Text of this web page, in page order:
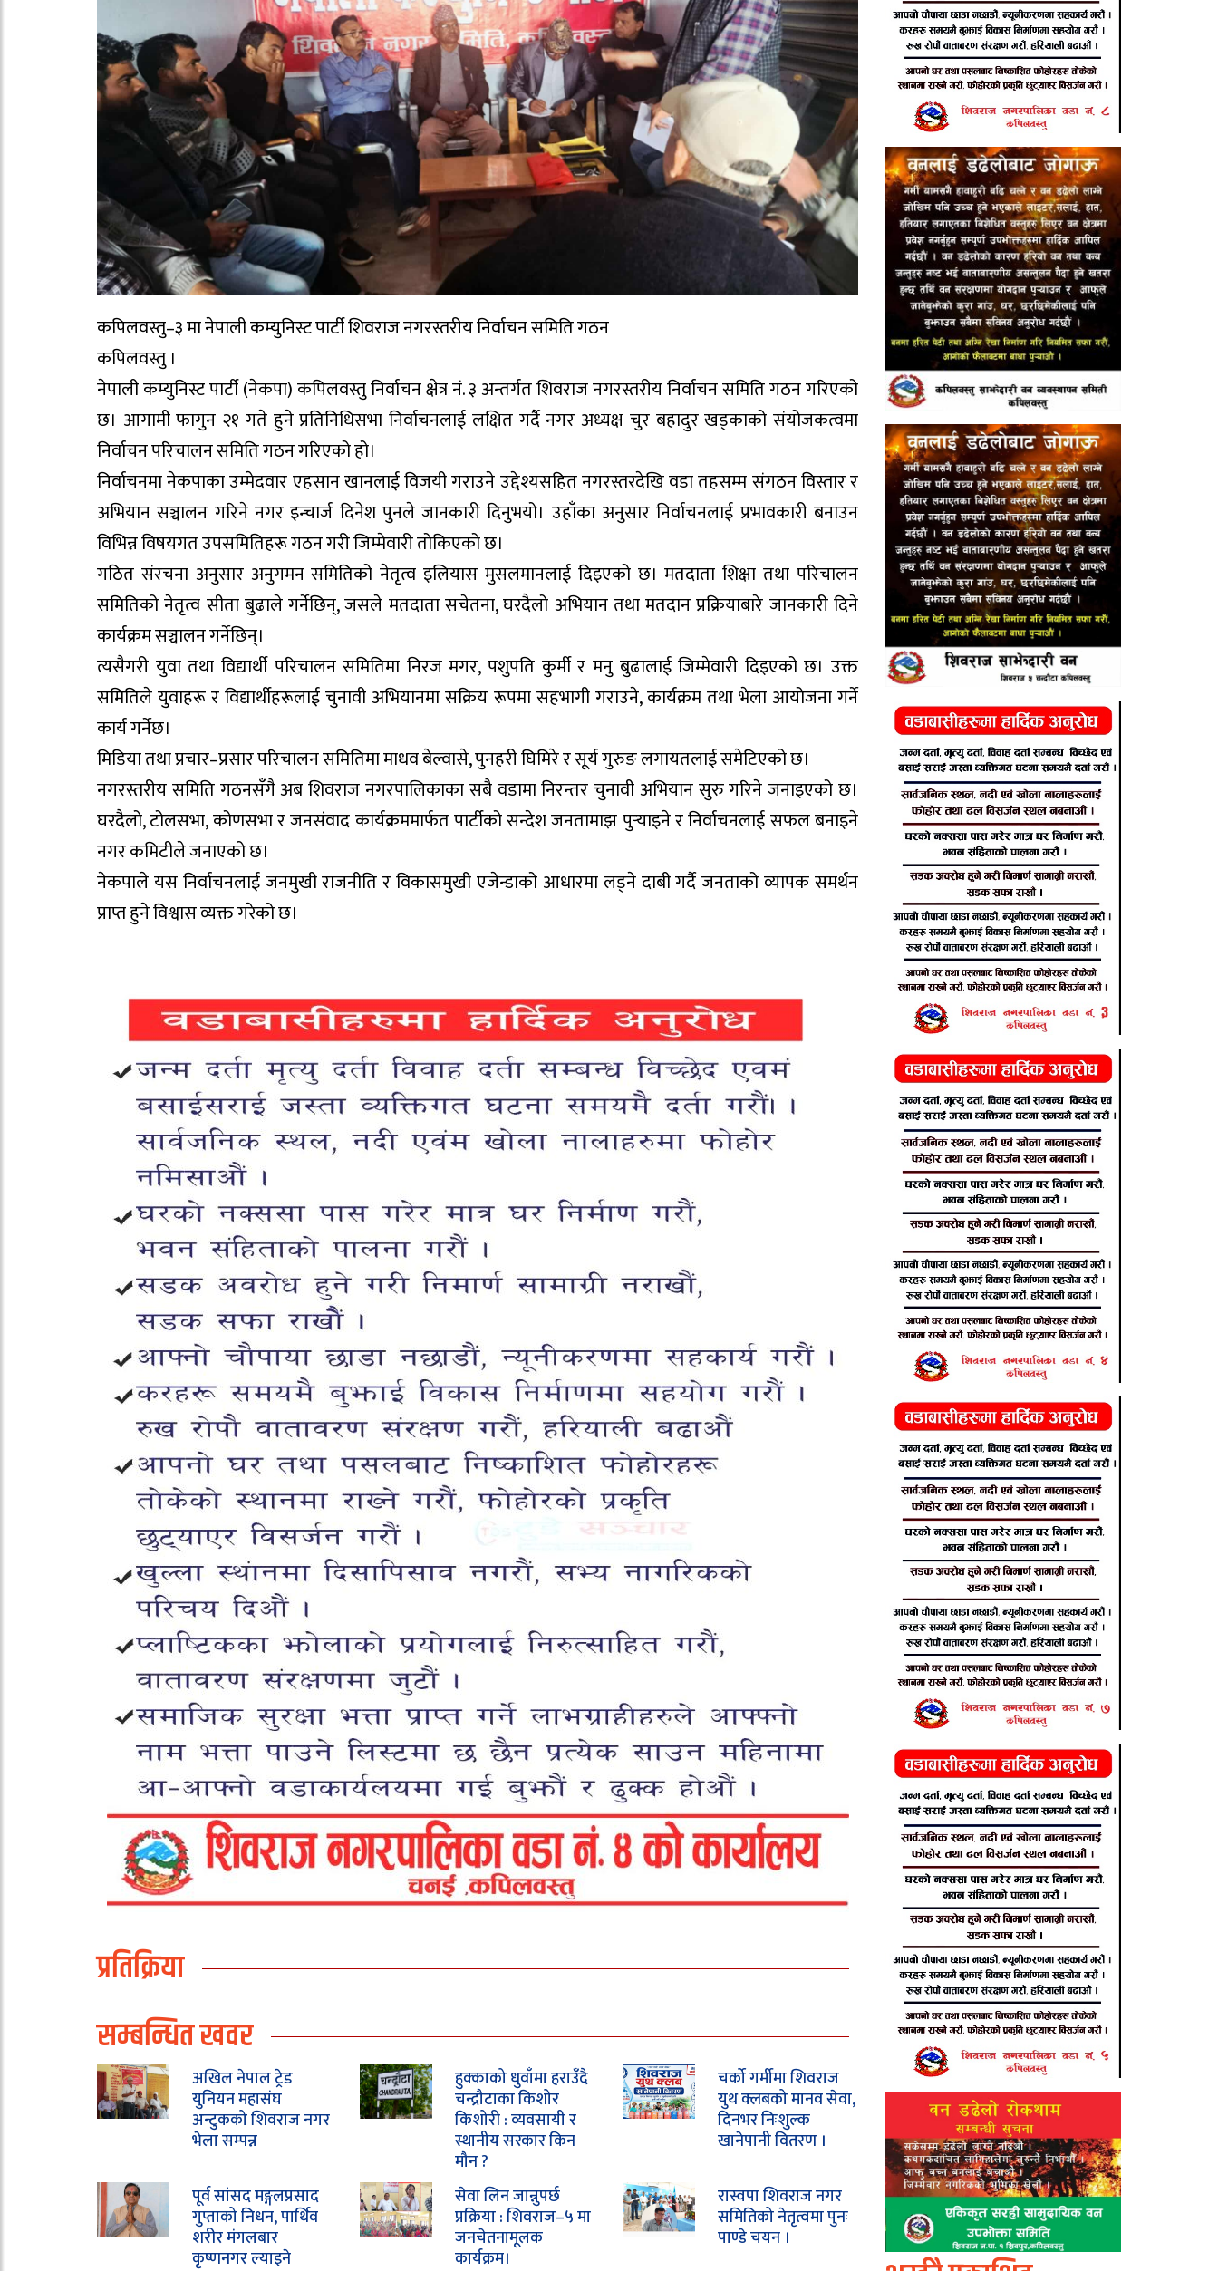
कपिलवस्तु–३ मा नेपाली कम्युनिस्ट पार्टी शिवराज नगरस्तरीय निर्वाचन समिति गठन
कपिलवस्तु ।
नेपाली कम्युनिस्ट पार्टी (नेकपा) कपिलवस्तु निर्वाचन क्षेत्र नं. ३ अन्तर्गत शिवराज नगरस्तरीय निर्वाचन समिति गठन गरिएको
छ। आगामी फागुन २१ गते हुने प्रतिनिधिसभा निर्वाचनलाई लक्षित गर्दै नगर अध्यक्ष चुर बहादुर खड्काको संयोजकत्वमा
निर्वाचन परिचालन समिति गठन गरिएको हो।
निर्वाचनमा नेकपाका उम्मेदवार एहसान खानलाई विजयी गराउने उद्देश्यसहित नगरस्तरदेखि वडा तहसम्म संगठन विस्तार र
अभियान सञ्चालन गरिने नगर इन्चार्ज दिनेश पुनले जानकारी दिनुभयो। उहाँका अनुसार निर्वाचनलाई प्रभावकारी बनाउन
विभिन्न विषयगत उपसमितिहरू गठन गरी जिम्मेवारी तोकिएको छ।
गठित संरचना अनुसार अनुगमन समितिको नेतृत्व इलियास मुसलमानलाई दिइएको छ। मतदाता शिक्षा तथा परिचालन
समितिको नेतृत्व सीता बुढाले गर्नेछिन्, जसले मतदाता सचेतना, घरदैलो अभियान तथा मतदान प्रक्रियाबारे जानकारी दिने
कार्यक्रम सञ्चालन गर्नेछिन्।
त्यसैगरी युवा तथा विद्यार्थी परिचालन समितिमा निरज मगर, पशुपति कुर्मी र मनु बुढालाई जिम्मेवारी दिइएको छ। उक्त
समितिले युवाहरू र विद्यार्थीहरूलाई चुनावी अभियानमा सक्रिय रूपमा सहभागी गराउने, कार्यक्रम तथा भेला आयोजना गर्ने
कार्य गर्नेछ।
मिडिया तथा प्रचार–प्रसार परिचालन समितिमा माधव बेल्वासे, पुनहरी घिमिरे र सूर्य गुरुङ लगायतलाई समेटिएको छ।
नगरस्तरीय समिति गठनसँगै अब शिवराज नगरपालिकाका सबै वडामा निरन्तर चुनावी अभियान सुरु गरिने जनाइएको छ।
घरदैलो, टोलसभा, कोणसभा र जनसंवाद कार्यक्रममार्फत पार्टीको सन्देश जनतामाझ पुर्‍याइने र निर्वाचनलाई सफल बनाइने
नगर कमिटीले जनाएको छ।
नेकपाले यस निर्वाचनलाई जनमुखी राजनीति र विकासमुखी एजेन्डाको आधारमा लड्ने दाबी गर्दै जनताको व्यापक समर्थन
प्राप्त हुने विश्वास व्यक्त गरेको छ।
प्रतिक्रिया
सम्बन्धित खवर
अखिल नेपाल ट्रेड
युनियन महासंघ
अन्टुकको शिवराज नगर
भेला सम्पन्न
हुक्काको धुवाँमा हराउँदै
चन्द्रौटाका किशोर
किशोरी : व्यवसायी र
स्थानीय सरकार किन
मौन ?
चर्को गर्मीमा शिवराज
युथ क्लबको मानव सेवा,
दिनभर निःशुल्क
खानेपानी वितरण ।
पूर्व सांसद मङ्गलप्रसाद
गुप्ताको निधन, पार्थिव
शरीर मंगलबार
कृष्णनगर ल्याइने
सेवा लिन जान्नुपर्छ
प्रक्रिया : शिवराज–५ मा
जनचेतनामूलक
कार्यक्रम।
रास्वपा शिवराज नगर
समितिको नेतृत्वमा पुनः
पाण्डे चयन ।